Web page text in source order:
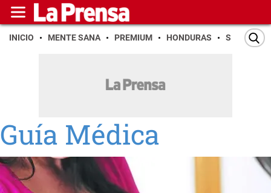
INICIO MENTE SANA PREMIUM HONDURAS SAN PEDRO
Guía Médica